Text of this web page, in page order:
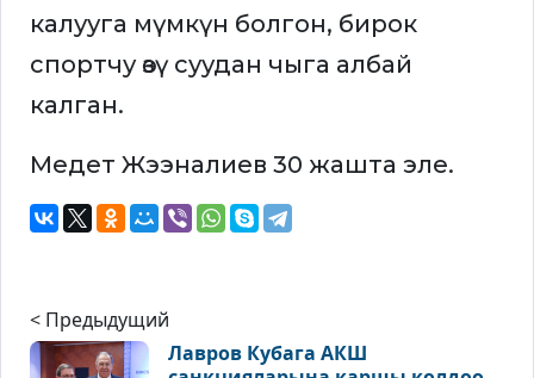
калууга мүмкүн болгон, бирок
спортчу өзү суудан чыга албай
калган.
Медет Жээналиев 30 жашта эле.
< Предыдущий
Лавров Кубага АКШ